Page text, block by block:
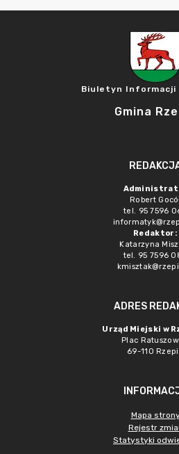
Biuletyn Informacji
Gmina
Robert
tel. 95 7596
Redaktor:
Katarzyna
tel. 95 7596
ADRES
Urząd Miejski w
Plac
69-110
Mapa
Rejestr
Statystyki